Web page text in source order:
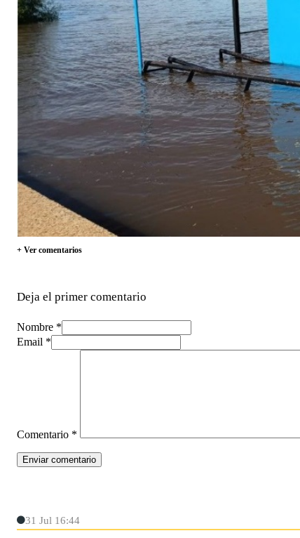
+ Ver comentarios
Deja el primer comentario
Nombre *
Email *
Comentario *
31 Jul 16:44